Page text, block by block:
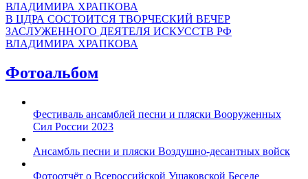
В ЦДРА СОСТОИТСЯ ТВОРЧЕСКИЙ ВЕЧЕР
ЗАСЛУЖЕННОГО ДЕЯТЕЛЯ ИСКУССТВ РФ
ВЛАДИМИРА ХРАПКОВА
Фотоальбом
Фестиваль ансамблей песни и пляски Вооруженных
Сил России 2023
Ансамбль песни и пляски Воздушно-десантных войск
Фотоотчёт о Всероссийской Ушаковской Беседе